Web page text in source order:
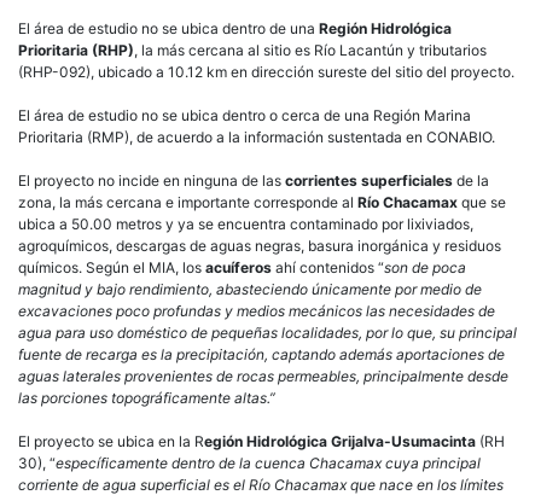
El área de estudio no se ubica dentro de una Región Hidrológica
Prioritaria (RHP), la más cercana al sitio es Río Lacantún y tributarios
(RHP-092), ubicado a 10.12 km en dirección sureste del sitio del proyecto.
El área de estudio no se ubica dentro o cerca de una Región Marina
Prioritaria (RMP), de acuerdo a la información sustentada en CONABIO.
El proyecto no incide en ninguna de las corrientes superficiales de la
zona, la más cercana e importante corresponde al Río Chacamax que se
ubica a 50.00 metros y ya se encuentra contaminado por lixiviados,
agroquímicos, descargas de aguas negras, basura inorgánica y residuos
químicos. Según el MIA, los acuíferos ahí contenidos “son de poca
magnitud y bajo rendimiento, abasteciendo únicamente por medio de
excavaciones poco profundas y medios mecánicos las necesidades de
agua para uso doméstico de pequeñas localidades, por lo que, su principal
fuente de recarga es la precipitación, captando además aportaciones de
aguas laterales provenientes de rocas permeables, principalmente desde
las porciones topográficamente altas.”
El proyecto se ubica en la Región Hidrológica Grijalva-Usumacinta (RH
30), “específicamente dentro de la cuenca Chacamax cuya principal
corriente de agua superficial es el Río Chacamax que nace en los límites